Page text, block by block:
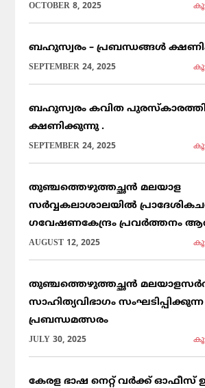
OCTOBER 8, 2025
ബഹുസ്വരം – പ്രബന്ധങ്ങൾ
SEPTEMBER 24, 2025
ബഹുസ്വരം കവിത
ക്ഷണിക്കുന്നു .
SEPTEMBER 24, 2025
തുഞ്ചത്തെഴുത്തച്ഛൻ മലയാള
സർവ്വകലാശാലയിൽ
ഗവേഷണകേന്ദ്രം പ്രവർത്തനം
AUGUST 12, 2025
തുഞ്ചത്തെഴുത്തച്ഛൻ
സാഹിത്യവിഭാഗം സംഘടിപ്പിക്കുന്ന
പ്രബന്ധമത്സരം
JULY 30, 2025
കേരള ഭാഷ നെറ്റ് വർക്ക് ഓഫീസ്